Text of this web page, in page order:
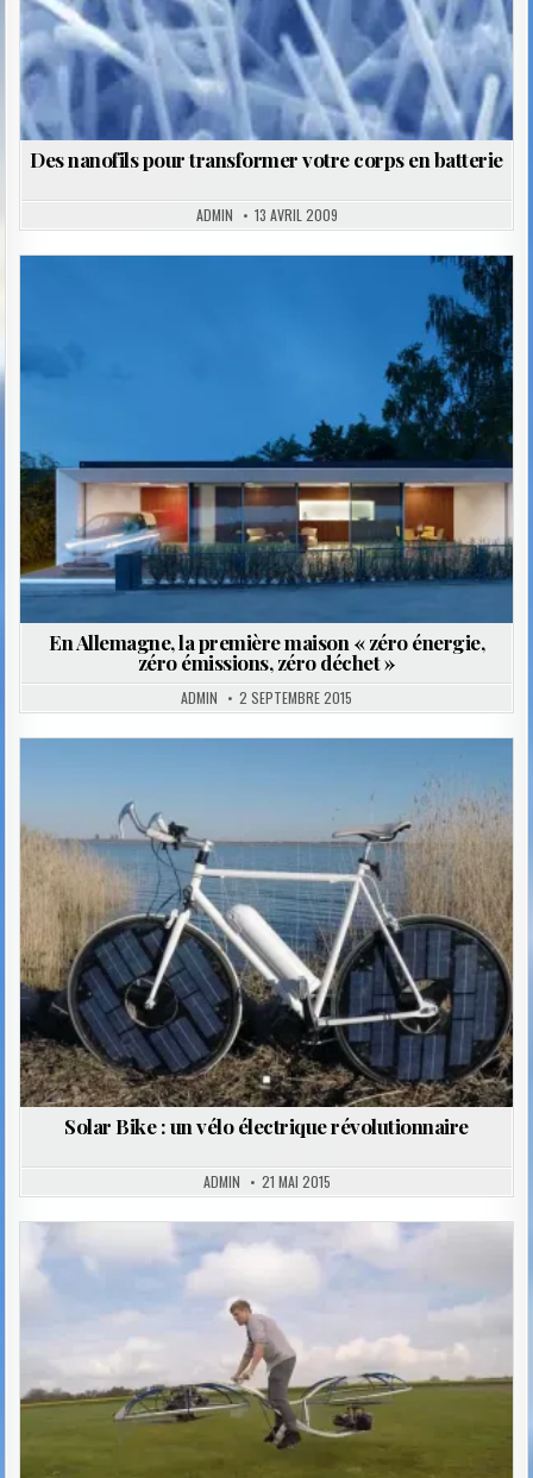
Des nanofils pour transformer votre corps en batterie
ADMIN 13 AVRIL 2009
En Allemagne, la première maison « zéro énergie,
zéro émissions, zéro déchet »
ADMIN 2 SEPTEMBRE 2015
Solar Bike : un vélo électrique révolutionnaire
ADMIN 21 MAI 2015